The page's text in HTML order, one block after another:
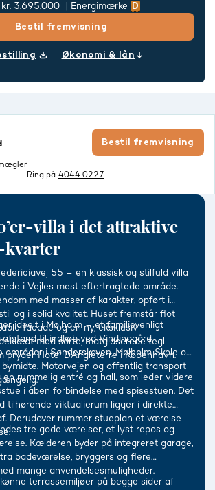
kr. 3.695.000 Energimærke
Bestil fremvisning
Økonomi & lån
Bestil fremvisning
Ring på 4044 0227
villa i det attraktive
55 – en klassisk og stilfuld villa
i Vejles mest eftertragtede område.
med masser af karakter, opført i
og i solid kvalitet. Huset fremstår flot
facade og en ny, eksklusiv
med sorte, matglaserede tegl –
pryder Hotel D’Angleterre i København.
ideelt i Mølholm – et familievenligt
til indkøb ved Vindinggård
områder i Sønderskoven, Mølholm Skole og
bymidte. Motorvejen og offentlig transport
en rummelig entré og hall, som leder videre
i åben forbindelse med spisestuen. Det
tilhørende viktualierum ligger i direkte
Derudover rummer stueplan et værelse
tre gode værelser, et lyst repos og
Kælderen byder på integreret garage,
badeværelse, bryggers og flere
mange anvendelsesmuligheder.
terrassemiljøer på begge sider af